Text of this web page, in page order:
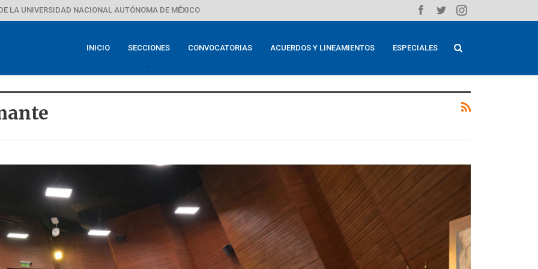
LA UNIVERSIDAD NACIONAL AUTÓNOMA DE MÉXICO
INICIO SECCIONES CONVOCATORIAS ACUERDOS Y LINEAMIENTOS ESPECIALES